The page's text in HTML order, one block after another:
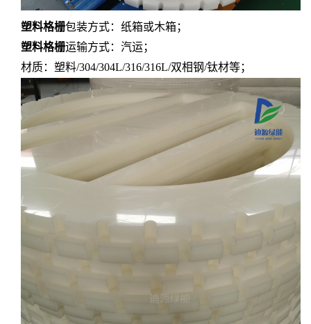
塑料格栅包装方式：纸箱或木箱；
塑料格栅运输方式：汽运；
材质：塑料/304/304L/316/316L/双相钢/钛材等；